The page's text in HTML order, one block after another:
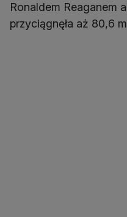
Ronaldem Reaganem
przyciągnęła aż 80,6